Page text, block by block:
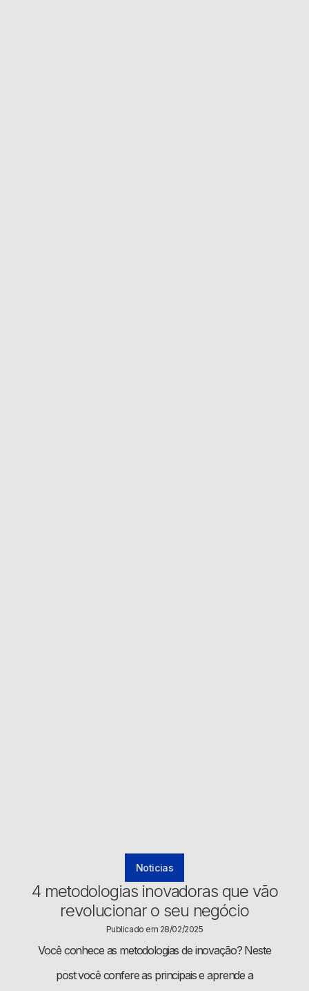
Noticias
4 metodologias inovadoras que vão
revolucionar o seu negócio
Publicado em 28/02/2025
Você conhece as metodologias de inovação? Neste
post você confere as principais e aprende a